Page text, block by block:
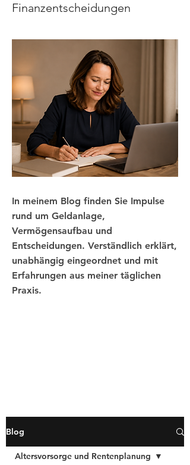
Finanzentscheidungen
In meinem Blog finden Sie Impulse
rund um Geldanlage,
Vermögensaufbau und
Entscheidungen. Verständlich erklärt,
unabhängig eingeordnet und mit
Erfahrungen aus meiner täglichen
Praxis.
Blog
Altersvorsorge und Rentenplanung